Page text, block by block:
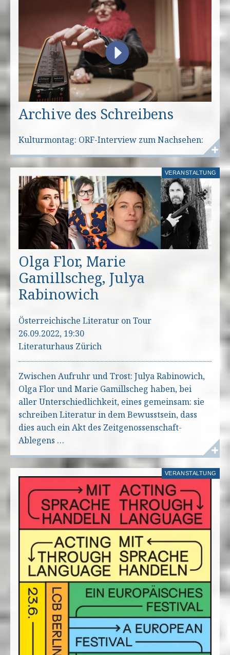
Archive des Schreibens
Kulturmontag: ORF-Interview zum Nachsehen:
VERANSTALTUNG
Olga Flor, Marie
Gamillscheg, Julya
Rabinowich
Österreichische Literatur on Tour
26.09.2022, 19:30
Literaturhaus Zürich
Zwischen Aufruhr und Trost: Julya Rabinowich,
Olga Flor und Marie Gamillscheg haben, bei
aller Unterschiedlichkeit, eines gemeinsam: sie
schreiben Literatur in dem Bewusstsein, dass
dies auch ein Akt des Zeitgenossenschaft-
Ablegens …
VERANSTALTUNG